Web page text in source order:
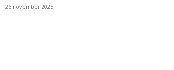
26 november 2025